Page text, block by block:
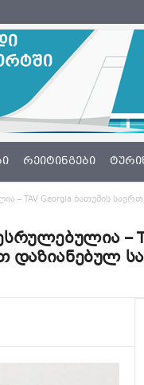
ᲠᲔᲘᲢᲘᲜᲒᲔᲑᲘ
– TAV Georgia ბათუმის
–